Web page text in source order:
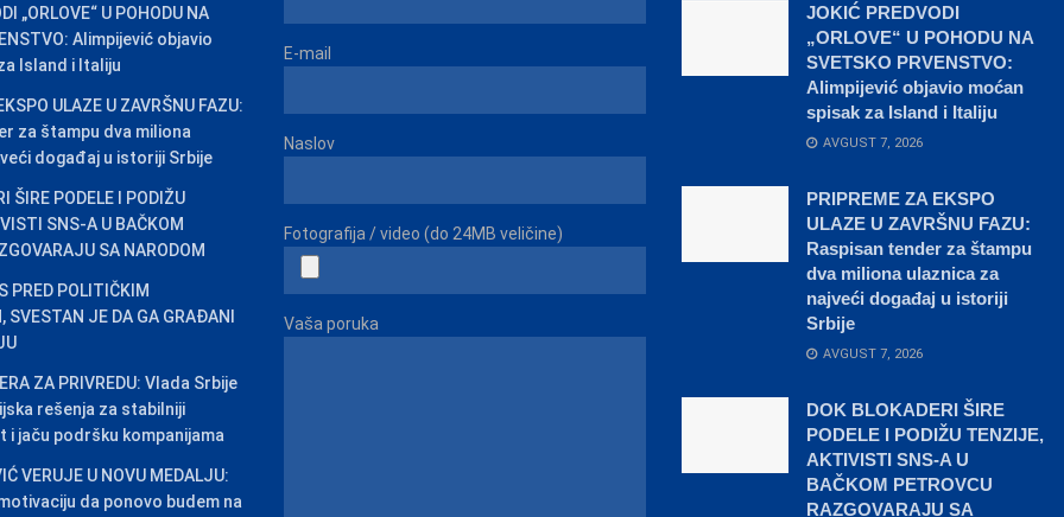
„ORLOVE“ U POHODU NA
Alimpijević objavio
Island i Italiju
ULAZE U ZAVRŠNU FAZU:
za štampu dva miliona
događaj u istoriji Srbije
ŠIRE PODELE I PODIŽU
SNS-A U BAČKOM
SA NARODOM
PRED POLITIČKIM
SVESTAN JE DA GA GRAĐANI
ZA PRIVREDU: Vlada Srbije
rešenja za stabilniji
i jaču podršku kompanijama
VERUJE U NOVU MEDALJU:
da ponovo budem na
E-mail
Naslov
Fotografija / video (do 24MB veličine)
Vaša poruka
JOKIĆ PREDVODI
„ORLOVE“ U POHODU NA
SVETSKO PRVENSTVO:
Alimpijević objavio moćan
spisak za Island i Italiju
AVGUST 7, 2026
PRIPREME ZA EKSPO
ULAZE U ZAVRŠNU FAZU:
Raspisan tender za štampu
dva miliona ulaznica za
najveći događaj u istoriji
Srbije
AVGUST 7, 2026
DOK BLOKADERI ŠIRE
PODELE I PODIŽU TENZIJE,
AKTIVISTI SNS-A U
BAČKOM PETROVCU
RAZGOVARAJU SA